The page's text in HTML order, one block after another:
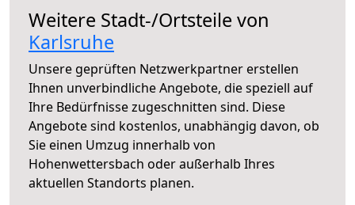
Weitere Stadt-/Ortsteile von
Karlsruhe
Unsere geprüften Netzwerkpartner erstellen
Ihnen unverbindliche Angebote, die speziell auf
Ihre Bedürfnisse zugeschnitten sind. Diese
Angebote sind kostenlos, unabhängig davon, ob
Sie einen Umzug innerhalb von
Hohenwettersbach oder außerhalb Ihres
aktuellen Standorts planen.